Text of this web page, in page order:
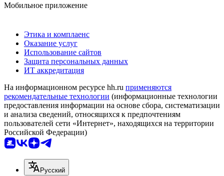
Мобильное приложение
Этика и комплаенс
Оказание услуг
Использование сайтов
Защита персональных данных
ИТ аккредитация
На информационном ресурсе hh.ru применяются
рекомендательные технологии (информационные технологии
предоставления информации на основе сбора, систематизации
и анализа сведений, относящихся к предпочтениям
пользователей сети «Интернет», находящихся на территории
Российской Федерации)
Русский